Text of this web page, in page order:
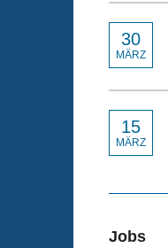
30
MÄRZ
15
MÄRZ
Jobs